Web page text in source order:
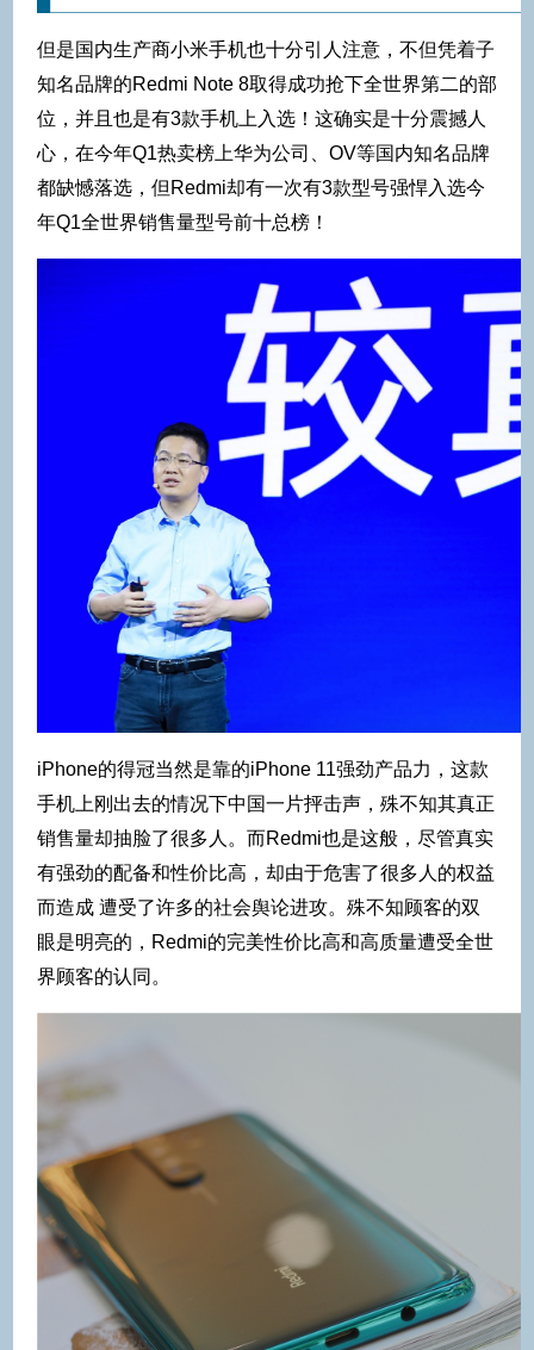
但是国内生产商小米手机也十分引人注意，不但凭着子
知名品牌的Redmi Note 8取得成功抢下全世界第二的部
位，并且也是有3款手机上入选！这确实是十分震撼人
心，在今年Q1热卖榜上华为公司、OV等国内知名品牌
都缺憾落选，但Redmi却有一次有3款型号强悍入选今
年Q1全世界销售量型号前十总榜！
iPhone的得冠当然是靠的iPhone 11强劲产品力，这款
手机上刚出去的情况下中国一片抨击声，殊不知其真正
销售量却抽脸了很多人。而Redmi也是这般，尽管真实
有强劲的配备和性价比高，却由于危害了很多人的权益
而造成 遭受了许多的社会舆论进攻。殊不知顾客的双
眼是明亮的，Redmi的完美性价比高和高质量遭受全世
界顾客的认同。